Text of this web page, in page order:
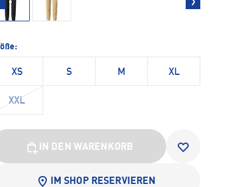
XS S M XL
XXL
IN DEN WARENKORB
IM SHOP RESERVIEREN